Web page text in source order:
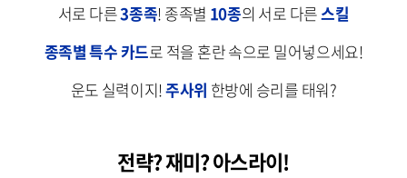
서로 다른3종족! 종족별 10종의 서로 다른스킬
종족별 특수 카드로 적을 혼란 속으로 밀어넣으세요!
운도 실력이지!주사위 한방에 승리를 태워?
전략? 재미? 아스라이!